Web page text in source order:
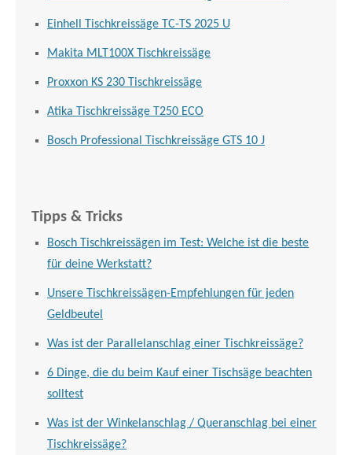
Einhell Tischkreissäge TC-TS 2025 U
Makita MLT100X Tischkreissäge
Proxxon KS 230 Tischkreissäge
Atika Tischkreissäge T250 ECO
Bosch Professional Tischkreissäge GTS 10 J
Tipps & Tricks
Bosch Tischkreissägen im Test: Welche ist die beste
für deine Werkstatt?
Unsere Tischkreissägen-Empfehlungen für jeden
Geldbeutel
Was ist der Parallelanschlag einer Tischkreissäge?
6 Dinge, die du beim Kauf einer Tischsäge beachten
solltest
Was ist der Winkelanschlag / Queranschlag bei einer
Tischkreissäge?